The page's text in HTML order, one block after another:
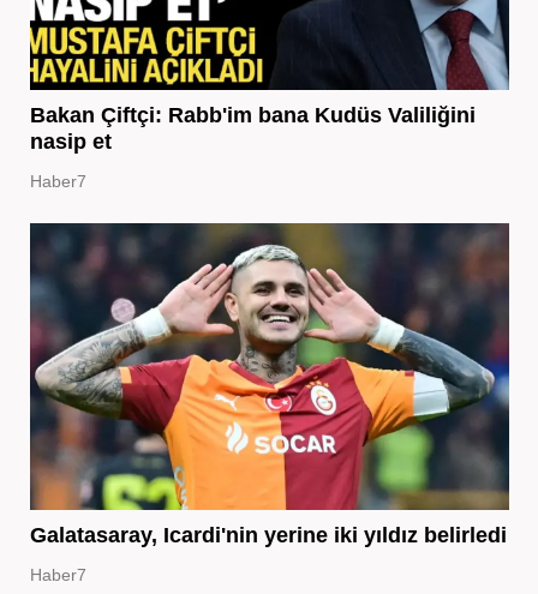
Bakan Çiftçi: Rabb'im bana Kudüs Valiliğini
nasip et
Haber7
Galatasaray, Icardi'nin yerine iki yıldız belirledi
Haber7